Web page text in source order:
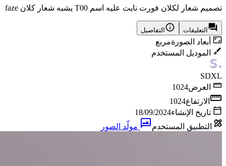
تصميم شعار لكلان فورت نايت عليه اسم T00 يشبه شعار كلان faze
التعليقات التفاصيل
أبعاد الصورةمربع
الموديل المستخدم
SDXL
العرض1024
الارتفاع1024
تاريخ الإنشاء18/09/2024
التطبيق المستخدم
مولّد الصور